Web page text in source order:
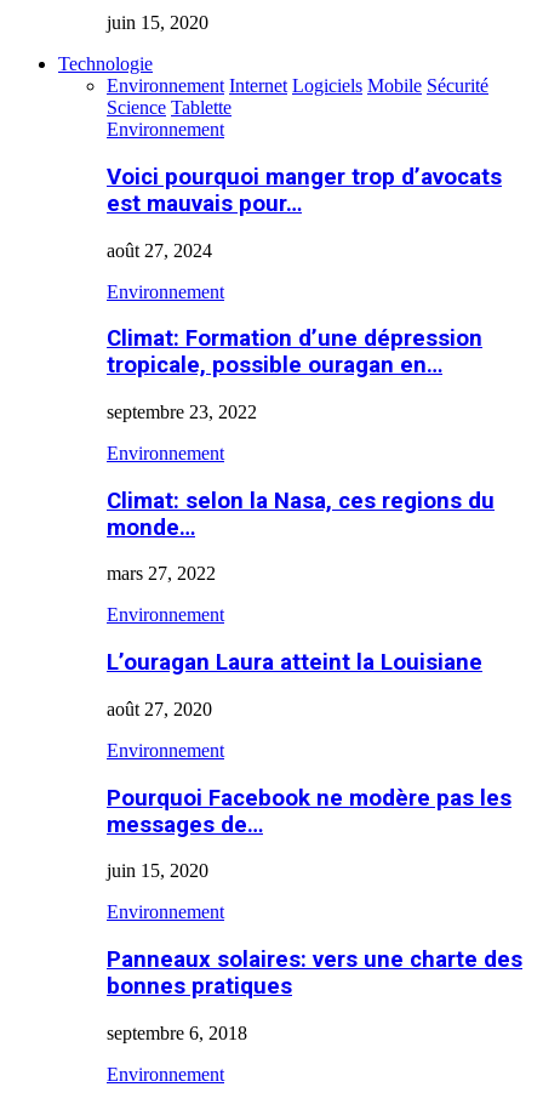
juin 15, 2020
Technologie
Environnement Internet Logiciels Mobile Sécurité
Science Tablette
Environnement
Voici pourquoi manger trop d’avocats
est mauvais pour…
août 27, 2024
Environnement
Climat: Formation d’une dépression
tropicale, possible ouragan en…
septembre 23, 2022
Environnement
Climat: selon la Nasa, ces regions du
monde…
mars 27, 2022
Environnement
L’ouragan Laura atteint la Louisiane
août 27, 2020
Environnement
Pourquoi Facebook ne modère pas les
messages de…
juin 15, 2020
Environnement
Panneaux solaires: vers une charte des
bonnes pratiques
septembre 6, 2018
Environnement